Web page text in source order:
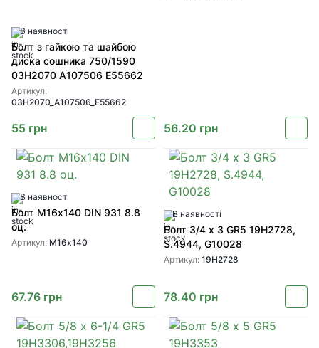
В наявності
Болт з гайкою та шайбою
диска сошника 750/1590
03H2070 A107506 E55662
Артикул:
03H2070_A107506_E55662
55 грн 56.20 грн
В наявності
Болт М16х140 DIN 931 8.8
оц.
Артикул: М16х140
67.76 грн
В наявності
Болт 3/4 x 3 GR5 19H2728,
S.4944, G10028
Артикул: 19H2728
78.40 грн